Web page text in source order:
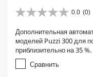
0.0 (0)
0
0
и
з
з
Дополнительная
моделей Puzzi 300 для
приблизительно на 35 %.
Сравнить